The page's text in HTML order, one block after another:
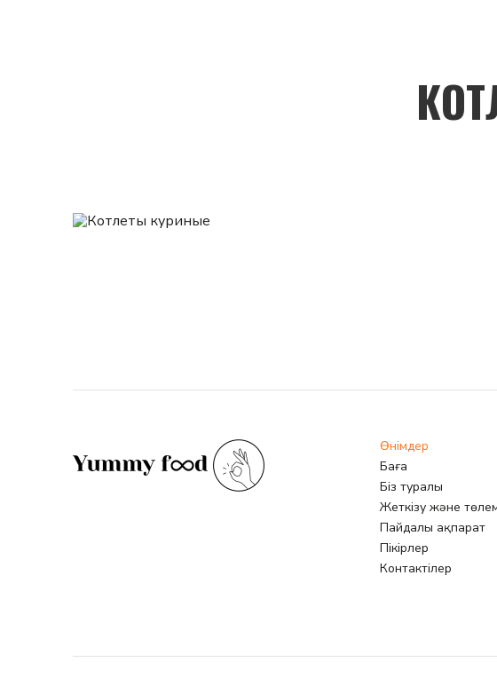
Өнімдер
Баға
Біз туралы
Жеткізу және
Пайдалы ақпарат
Пікірлер
Контактілер